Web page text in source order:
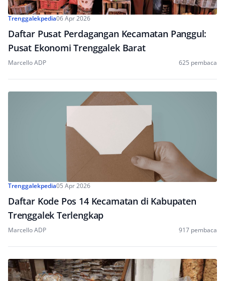
Trenggalekpedia06 Apr 2026
Daftar Pusat Perdagangan Kecamatan Panggul:
Pusat Ekonomi Trenggalek Barat
Marcello ADP 625 pembaca
Trenggalekpedia05 Apr 2026
Daftar Kode Pos 14 Kecamatan di Kabupaten
Trenggalek Terlengkap
Marcello ADP 917 pembaca